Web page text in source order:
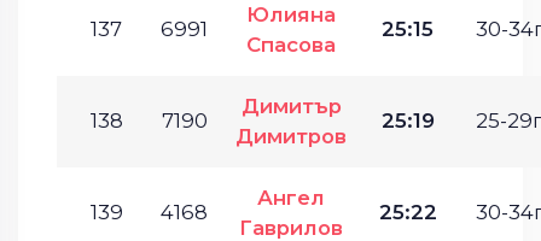
137 6991
Юлияна
Спасова
25:15 30-
138 7190
Димитър
Димитров
25:19 25-
139 4168
Ангел
Гаврилов
25:22 30-